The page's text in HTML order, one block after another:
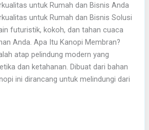
untuk Rumah dan Bisnis Anda
untuk Rumah dan Bisnis Solusi
futuristik, kokoh, dan tahan cuaca
Anda. Apa Itu Kanopi Membran?
atap pelindung modern yang
dan ketahanan. Dibuat dari bahan
ini dirancang untuk melindungi dari